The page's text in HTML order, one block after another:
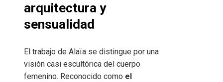
arquitectura y
sensualidad
El trabajo de Alaïa se distingue por una
visión casi escultórica del cuerpo
femenino. Reconocido como el